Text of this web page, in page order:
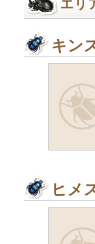
エリ
キン
ヒメ